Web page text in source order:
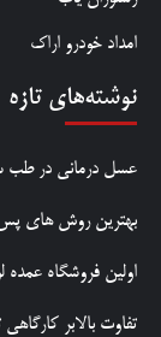
امداد خودرو اراک
نوشته‌های تازه
عسل درمانی در طب
بهترین روش‌ های پس‌
اولین فروشگاه عمده
تفاوت بالابر